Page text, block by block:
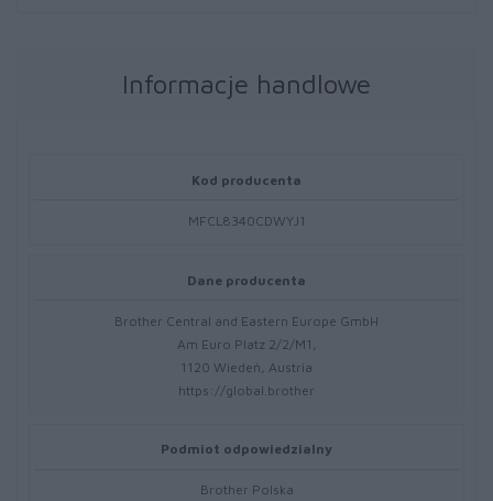
Informacje handlowe
Kod producenta
MFCL8340CDWYJ1
Dane producenta
Brother Central and Eastern Europe GmbH
Am Euro Platz 2/2/M1,
1120 Wiedeń, Austria
https://global.brother
Podmiot odpowiedzialny
Brother Polska